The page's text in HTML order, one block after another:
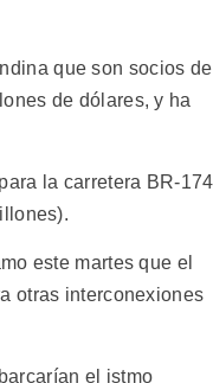
que son socios de
de dólares, y ha
la carretera BR-174
este martes que el
otras interconexiones
el istmo